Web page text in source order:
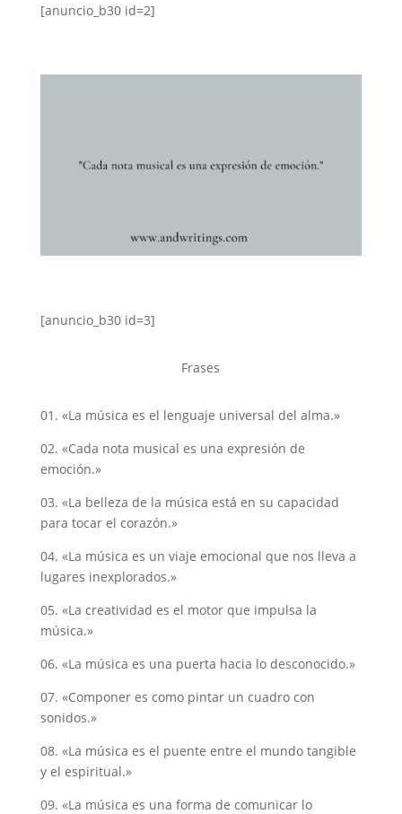
[anuncio_b30 id=2]
[anuncio_b30 id=3]
Frases
01. «La música es el lenguaje universal del alma.»
02. «Cada nota musical es una expresión de
emoción.»
03. «La belleza de la música está en su capacidad
para tocar el corazón.»
04. «La música es un viaje emocional que nos lleva a
lugares inexplorados.»
05. «La creatividad es el motor que impulsa la
música.»
06. «La música es una puerta hacia lo desconocido.»
07. «Componer es como pintar un cuadro con
sonidos.»
08. «La música es el puente entre el mundo tangible
y el espiritual.»
09. «La música es una forma de comunicar lo